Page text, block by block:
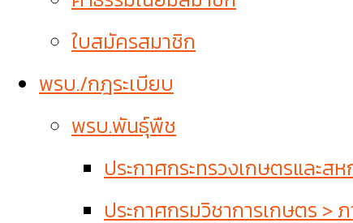
ใบสมัครสมาชิก
พรบ./กฎระเบียบ
พรบ.พันธุ์พืช
ประกาศกระทรวงเกษตรและ
ประกาศกรมวิชาการเกษตร >